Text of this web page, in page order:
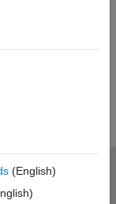
(English)
リシー
ス